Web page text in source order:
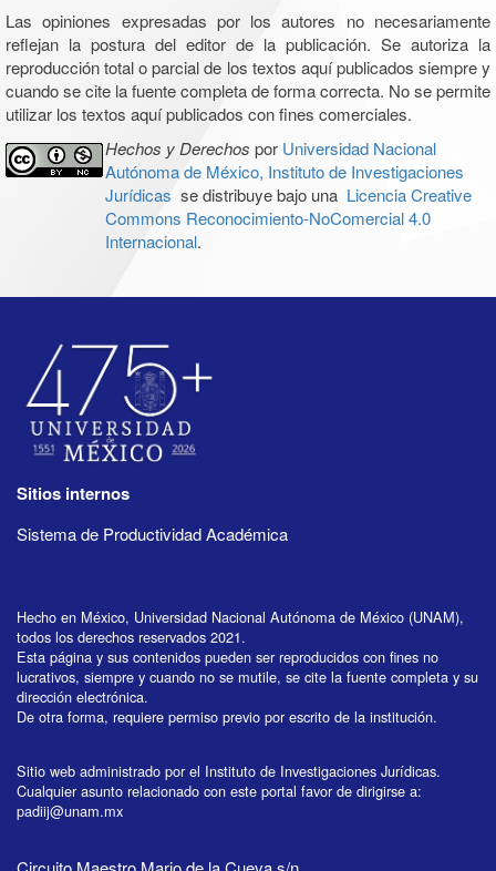
Las opiniones expresadas por los autores no necesariamente
reflejan la postura del editor de la publicación. Se autoriza la
reproducción total o parcial de los textos aquí publicados siempre y
cuando se cite la fuente completa de forma correcta. No se permite
utilizar los textos aquí publicados con fines comerciales.
Hechos y Derechos por Universidad Nacional
Autónoma de México, Instituto de Investigaciones
Jurídicas se distribuye bajo una Licencia Creative
Commons Reconocimiento-NoComercial 4.0
Internacional.
Sitios internos
Sistema de Productividad Académica
Hecho en México, Universidad Nacional Autónoma de México (UNAM),
todos los derechos reservados 2021.
Esta página y sus contenidos pueden ser reproducidos con fines no
lucrativos, siempre y cuando no se mutile, se cite la fuente completa y su
dirección electrónica.
De otra forma, requiere permiso previo por escrito de la institución.
Sitio web administrado por el Instituto de Investigaciones Jurídicas.
Cualquier asunto relacionado con este portal favor de dirigirse a:
padiij@unam.mx